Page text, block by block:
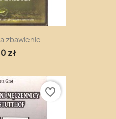
zbawienie
zł
favorite_border